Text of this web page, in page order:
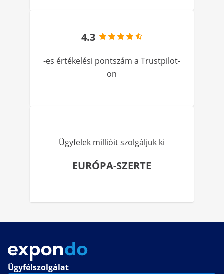
4.3
-es értékelési pontszám a Trustpilot-
on
Ügyfelek millióit szolgáljuk ki
EURÓPA-SZERTE
Ügyfélszolgálat